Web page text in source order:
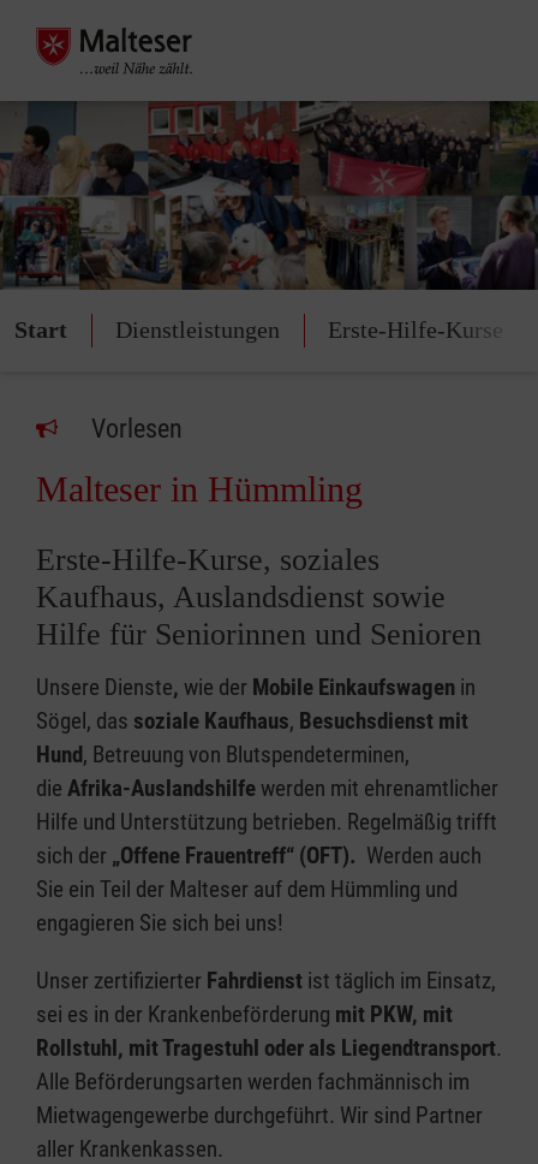
Start Dienstleistungen Erste-Hilfe-Kurse
Vorlesen
Malteser in Hümmling
Erste-Hilfe-Kurse, soziales
Kaufhaus, Auslandsdienst sowie
Hilfe für Seniorinnen und Senioren
Unsere Dienste, wie der Mobile Einkaufswagen in
Sögel, das soziale Kaufhaus, Besuchsdienst mit
Hund, Betreuung von Blutspendeterminen,
die Afrika-Auslandshilfewerden mit ehrenamtlicher
Hilfe und Unterstützung betrieben. Regelmäßig trifft
sich der „Offene Frauentreff“ (OFT). Werden auch
Sie ein Teil der Malteser auf dem Hümmling und
engagieren Sie sich bei uns!
Unser zertifizierter Fahrdienst ist täglich im Einsatz,
sei es in der Krankenbeförderung mit PKW, mit
Rollstuhl, mit Tragestuhl oder als Liegendtransport.
Alle Beförderungsarten werden fachmännisch im
Mietwagengewerbe durchgeführt. Wir sind Partner
aller Krankenkassen.